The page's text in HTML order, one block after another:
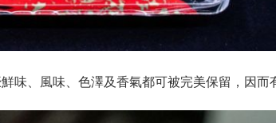
味、風味、色澤及香氣都可被完美保留，因而